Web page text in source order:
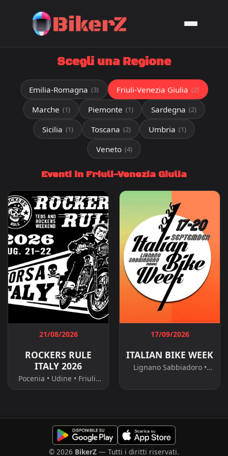
Scegli una Regione
Emilia-Romagna (3) Friuli-Venezia Giulia (2)
Marche (1) Piemonte (1) Sardegna (2)
Sicilia (1) Toscana (2) Umbria (1)
Veneto (4)
Eventi in Friuli-Venezia Giulia
21/08/2026
ROCKERS RULE
ITALY 2026
Pocenia • Udine • Friuli-
Venezia Giulia
17/09/2026
ITALIAN BIKE WEEK
Lignano Sabbiadoro •
© 2026 BikerZ — Tutti i diritti riservati.